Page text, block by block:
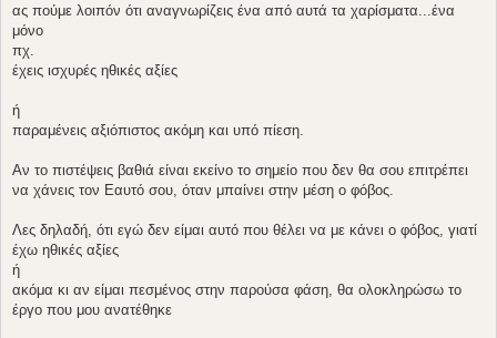
ας πούμε λοιπόν ότι αναγνωρίζεις ένα από αυτά τα χαρίσματα...ένα
μόνο
πχ.
έχεις ισχυρές ηθικές αξίες
ή
παραμένεις αξιόπιστος ακόμη και υπό πίεση.
Αν το πιστέψεις βαθιά είναι εκείνο το σημείο που δεν θα σου επιτρέπει
να χάνεις τον Εαυτό σου, όταν μπαίνει στην μέση ο φόβος.
Λες δηλαδή, ότι εγώ δεν είμαι αυτό που θέλει να με κάνει ο φόβος, γιατί
έχω ηθικές αξίες
ή
ακόμα κι αν είμαι πεσμένος στην παρούσα φάση, θα ολοκληρώσω το
έργο που μου ανατέθηκε